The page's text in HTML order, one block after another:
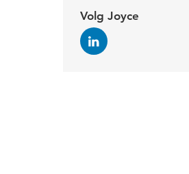
Volg Joyce